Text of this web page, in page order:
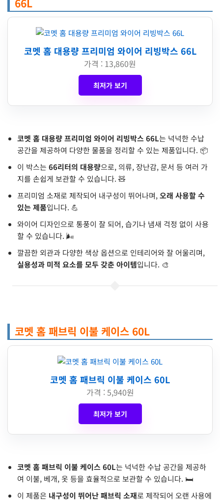
코멧 홈 대용량 프리미엄 와이어 리빙박스 66L
가격 : 13,860원
최저가 보기
코멧 홈 대용량 프리미엄 와이어 리빙박스 66L는 넉넉한 수납
공간을 제공하여 다양한 물품을 정리할 수 있는 제품입니다. 📦
이 박스는 66리터의 대용량으로, 의류, 장난감, 문서 등 여러 가
지를 손쉽게 보관할 수 있습니다. 🧸
프리미엄 소재로 제작되어 내구성이 뛰어나며,오래 사용할 수
있는 제품입니다. 💪
와이어 디자인으로 통풍이 잘 되어, 습기나 냄새 걱정 없이 사용
할 수 있습니다. 🌬️
깔끔한 외관과 다양한 색상 옵션으로 인테리어와 잘 어울리며,
실용성과 미적 요소를 모두 갖춘 아이템입니다. 🎨
코멧 홈 패브릭 이불 케이스 60L
코멧 홈 패브릭 이불 케이스 60L
가격 : 5,940원
최저가 보기
코멧 홈 패브릭 이불 케이스 60L는 넉넉한 수납 공간을 제공하
여 이불, 베개, 옷 등을 효율적으로 보관할 수 있습니다. 🛏️
이 제품은 내구성이 뛰어난 패브릭 소재로 제작되어 오랜 사용에